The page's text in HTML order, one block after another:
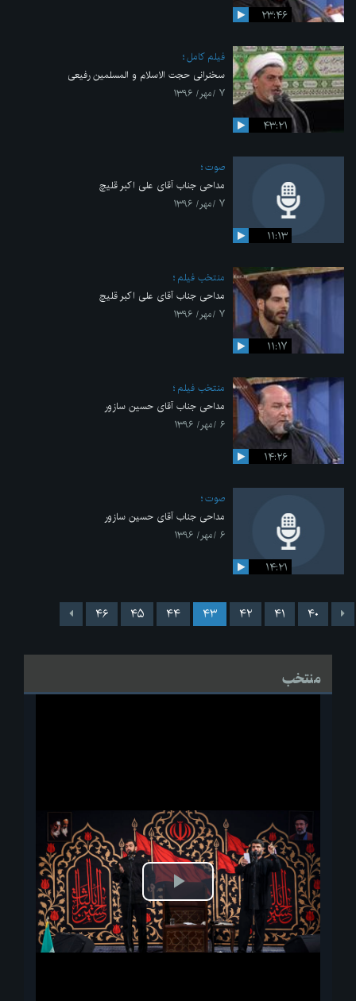
۲۳:۴۶
۴۳:۲۱
فیلم کامل
سخنرانی حجت الاسلام و المسلمین رفیعی
۷ /مهر/ ۱۳۹۶
۱۱:۱۳
صوت
مداحی جناب آقای علی اکبر قلیچ
۷ /مهر/ ۱۳۹۶
۱۱:۱۷
منتخب فیلم
مداحی جناب آقای علی اکبر قلیچ
۷ /مهر/ ۱۳۹۶
۱۴:۲۶
منتخب فیلم
مداحی جناب آقای حسین سازور
۶ /مهر/ ۱۳۹۶
۱۴:۲۱
صوت
مداحی جناب آقای حسین سازور
۶ /مهر/ ۱۳۹۶
۴۰ ۴۱ ۴۲ ۴۳ ۴۴ ۴۵ ۴۶
منتخب
پخش
ویدیو